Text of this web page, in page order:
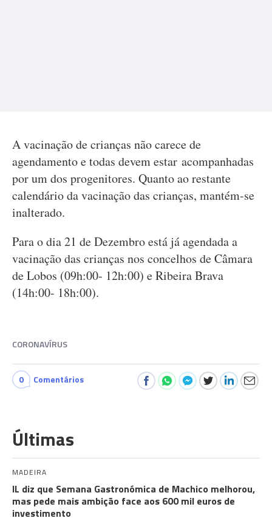
A vacinação de crianças não carece de
agendamento e todas devem estar acompanhadas
por um dos progenitores. Quanto ao restante
calendário da vacinação das crianças, mantém-se
inalterado.
Para o dia 21 de Dezembro está já agendada a
vacinação das crianças nos concelhos de Câmara
de Lobos (09h:00- 12h:00) e Ribeira Brava
(14h:00- 18h:00).
CORONAVÍRUS
0 Comentários
Últimas
MADEIRA
IL diz que Semana Gastronómica de Machico melhorou,
mas pede mais ambição face aos 600 mil euros de
investimento